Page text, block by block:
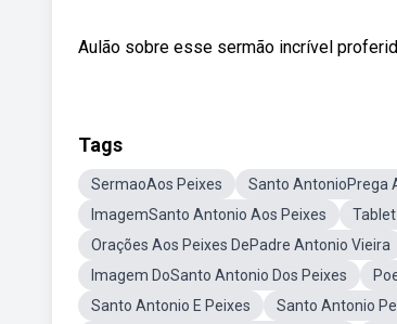
Aulão sobre esse sermão incrível
Tags
SermaoAos Peixes Santo AntonioPrega
ImagemSanto Antonio Aos Peixes
Orações Aos Peixes DePadre Antonio Vieira
Imagem DoSanto Antonio Dos Peixes
Santo Antonio E Peixes
Santo Antonio